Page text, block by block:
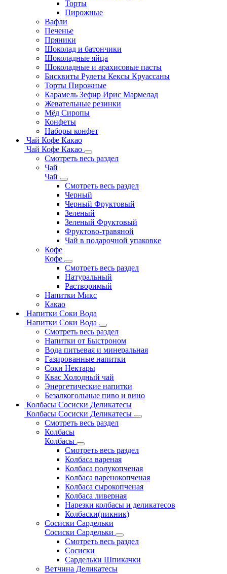
Торты
Пирожные
Вафли
Печенье
Пряники
Шоколад и батончики
Шоколадные яйца
Шоколадные и арахисовые пасты
Бисквиты Рулеты Кексы Круассаны
Торты Пирожные
Карамель Зефир Ирис Мармелад
Жевательные резинки
Мёд Сиропы
Конфеты
Наборы конфет
Чай Кофе Какао
Чай Кофе Какао
Смотреть весь раздел
Чай
Чай
Смотреть весь раздел
Черный
Черный Фруктовый
Зеленый
Зеленый Фруктовый
Фруктово-травяной
Чай в подарочной упаковке
Кофе
Кофе
Смотреть весь раздел
Натуральный
Растворимый
Напитки Микс
Какао
Напитки Соки Вода
Напитки Соки Вода
Смотреть весь раздел
Напитки от Быстроном
Вода питьевая и минеральная
Газированные напитки
Соки Нектары
Квас Холодный чай
Энергетические напитки
Безалкогольные пиво и вино
Колбасы Сосиски Деликатесы
Колбасы Сосиски Деликатесы
Смотреть весь раздел
Колбасы
Колбасы
Смотреть весь раздел
Колбаса вареная
Колбаса полукопченая
Колбаса варенокопченая
Колбаса сырокопченая
Колбаса ливерная
Нарезки колбасы и деликатесов
Колбаски(пикник)
Сосиски Сардельки
Сосиски Сардельки
Смотреть весь раздел
Сосиски
Сардельки Шпикачки
Ветчина Деликатесы